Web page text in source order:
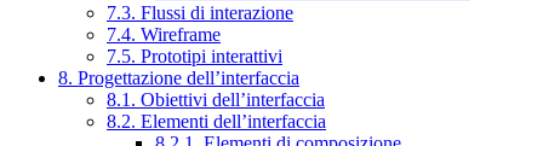
7.3. Flussi di interazione
7.4. Wireframe
7.5. Prototipi interattivi
8. Progettazione dell’interfaccia
8.1. Obiettivi dell’interfaccia
8.2. Elementi dell’interfaccia